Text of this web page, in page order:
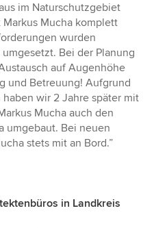
im Naturschutzgebiet
Mucha komplett
wurden
Bei der Planung
auf Augenhöhe
und Betreuung! Aufgrund
wir 2 Jahre später mit
Mucha auch den
umgebaut. Bei neuen
stets mit an Bord.”
in Landkreis